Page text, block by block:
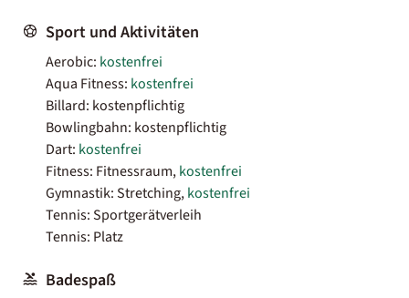
Sport und Aktivitäten
Aerobic: kostenfrei
Aqua Fitness: kostenfrei
Billard: kostenpflichtig
Bowlingbahn: kostenpflichtig
Dart: kostenfrei
Fitness: Fitnessraum,kostenfrei
Gymnastik: Stretching,kostenfrei
Tennis: Sportgerätverleih
Tennis: Platz
Badespaß